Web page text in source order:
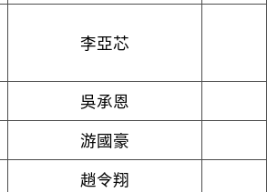
李亞芯
吳承恩
游國豪
趙令翔